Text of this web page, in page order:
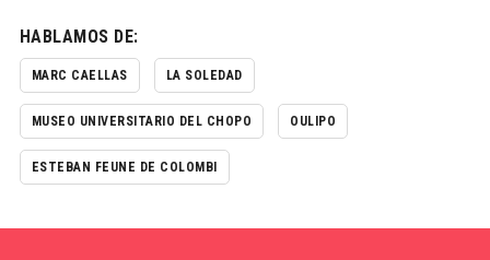
HABLAMOS DE:
MARC CAELLAS LA SOLEDAD
MUSEO UNIVERSITARIO DEL CHOPO OULIPO
ESTEBAN FEUNE DE COLOMBI